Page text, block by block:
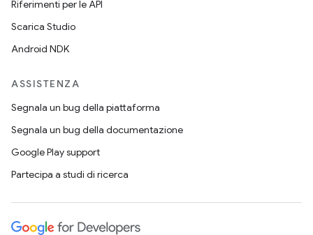
Riferimenti per le API
Scarica Studio
Android NDK
ASSISTENZA
Segnala un bug della piattaforma
Segnala un bug della documentazione
Google Play support
Partecipa a studi di ricerca